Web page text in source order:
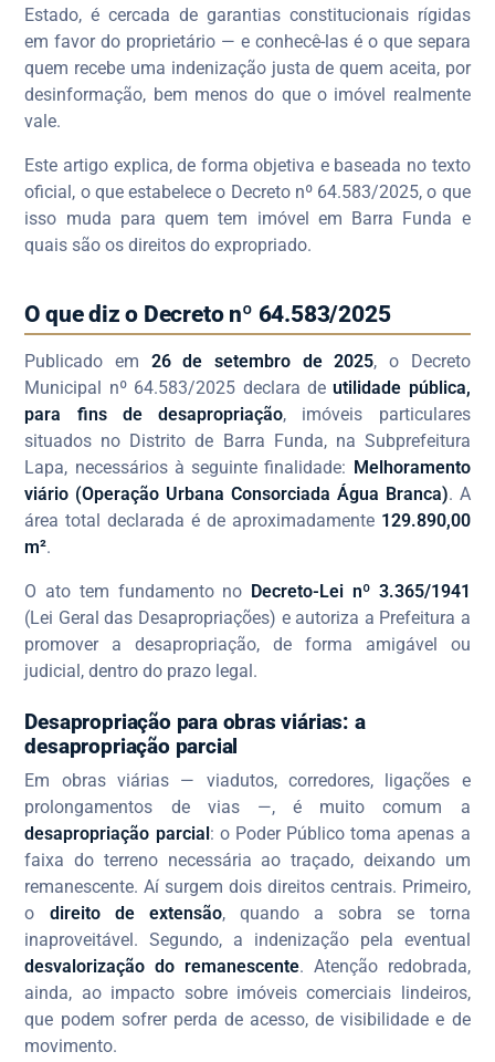
Estado, é cercada de garantias constitucionais rígidas
em favor do proprietário — e conhecê-las é o que separa
quem recebe uma indenização justa de quem aceita, por
desinformação, bem menos do que o imóvel realmente
vale.
Este artigo explica, de forma objetiva e baseada no texto
oficial, o que estabelece o Decreto nº 64.583/2025, o que
isso muda para quem tem imóvel em Barra Funda e
quais são os direitos do expropriado.
O que diz o Decreto nº 64.583/2025
Publicado em 26 de setembro de 2025, o Decreto
Municipal nº 64.583/2025 declara deutilidade pública,
para fins de desapropriação, imóveis particulares
situados no Distrito de Barra Funda, na Subprefeitura
Lapa, necessários à seguinte finalidade: Melhoramento
viário (Operação Urbana Consorciada Água Branca). A
área total declarada é de aproximadamente 129.890,00
m².
O ato tem fundamento no Decreto-Lei nº 3.365/1941
(Lei Geral das Desapropriações) e autoriza a Prefeitura a
promover a desapropriação, de forma amigável ou
judicial, dentro do prazo legal.
Desapropriação para obras viárias: a
desapropriação parcial
Em obras viárias — viadutos, corredores, ligações e
prolongamentos de vias —, é muito comum a
desapropriação parcial : o Poder Público toma apenas a
faixa do terreno necessária ao traçado, deixando um
remanescente. Aí surgem dois direitos centrais. Primeiro,
o direito de extensão, quando a sobra se torna
inaproveitável. Segundo, a indenização pela eventual
desvalorização do remanescente. Atenção redobrada,
ainda, ao impacto sobre imóveis comerciais lindeiros,
que podem sofrer perda de acesso, de visibilidade e de
movimento.